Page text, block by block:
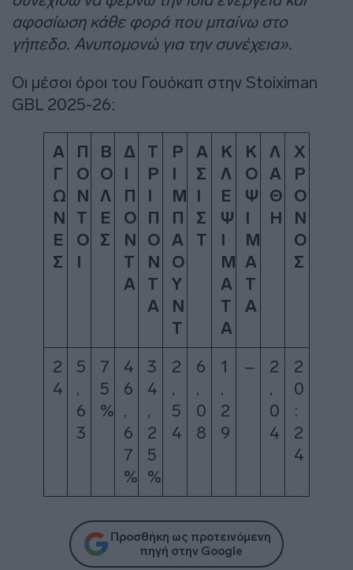
αφοσίωση κάθε φορά που μπαίνω στο
γήπεδο. Ανυπομονώ για την συνέχεια».
Οι μέσοι όροι του Γουόκαπ στην Stoiximan
GBL 2025-26:
Α
Γ
Ω
Ν
Ε
Σ
Π
Ο
Ν
Τ
Ο
Β
Ο
Λ
Ε
Σ
Δ
Π
Ο
Ν
Τ
Α
Τ
Ρ
Π
Ο
Ν
Τ
Α
Ρ
Μ
Π
Α
Ο
Υ
Ν
Τ
Α
Σ
Σ
Τ
Κ
Λ
Ε
Ψ
Μ
Α
Τ
Α
Κ
Ο
Ψ
Μ
Α
Τ
Α
Λ
Α
Θ
Η
Χ
Ρ
Ο
Ν
Ο
Σ
2
4
5
,
6
3
7
5
%
4
6
,
6
7
%
3
4
,
2
5
%
2
,
5
4
6
,
0
8
1
,
2
9
–
2
,
0
4
2
0
:
2
4
Προσθήκη ως προτεινόμενη
πηγή στην Google